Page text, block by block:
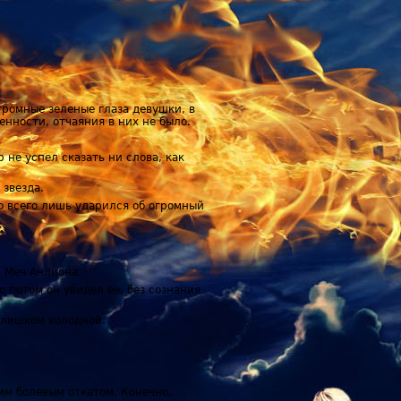
зеленые глаза девушки, в
отчаяния в них не было.
успел сказать ни слова, как
всего лишь ударился об огромный
Меч Анлиона.
он увидел ее, без сознания
холодной.
болевым откатом. Конечно,